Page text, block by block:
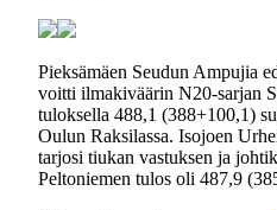
Pieksämäen Seudun Ampujia
voitti ilmakiväärin N20-sarjan
tuloksella 488,1 (388+100,1)
Oulun Raksilassa. Isojoen
tarjosi tiukan vastuksen ja
Peltoniemen tulos oli 487,9